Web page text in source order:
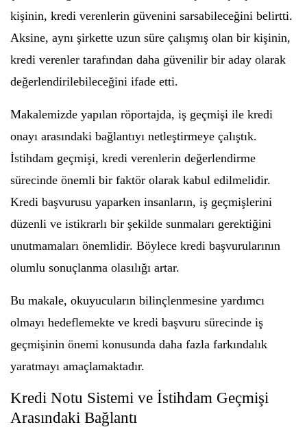
kişinin, kredi verenlerin güvenini sarsabileceğini belirtti.
Aksine, aynı şirkette uzun süre çalışmış olan bir kişinin,
kredi verenler tarafından daha güvenilir bir aday olarak
değerlendirilebileceğini ifade etti.
Makalemizde yapılan röportajda, iş geçmişi ile kredi
onayı arasındaki bağlantıyı netleştirmeye çalıştık.
İstihdam geçmişi, kredi verenlerin değerlendirme
sürecinde önemli bir faktör olarak kabul edilmelidir.
Kredi başvurusu yaparken insanların, iş geçmişlerini
düzenli ve istikrarlı bir şekilde sunmaları gerektiğini
unutmamaları önemlidir. Böylece kredi başvurularının
olumlu sonuçlanma olasılığı artar.
Bu makale, okuyucuların bilinçlenmesine yardımcı
olmayı hedeflemekte ve kredi başvuru sürecinde iş
geçmişinin önemi konusunda daha fazla farkındalık
yaratmayı amaçlamaktadır.
Kredi Notu Sistemi ve İstihdam Geçmişi
Arasındaki Bağlantı